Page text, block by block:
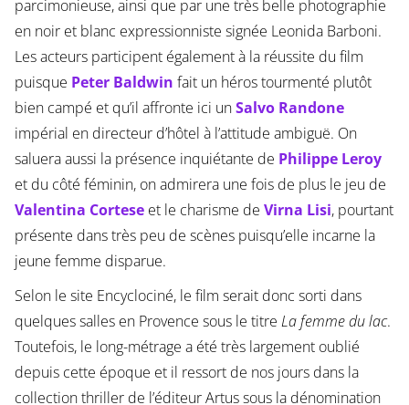
parcimonieuse, ainsi que par une très belle photographie
en noir et blanc expressionniste signée Leonida Barboni.
Les acteurs participent également à la réussite du film
puisque Peter Baldwin fait un héros tourmenté plutôt
bien campé et qu’il affronte ici unSalvo Randone
impérial en directeur d’hôtel à l’attitude ambiguë. On
saluera aussi la présence inquiétante de Philippe Leroy
et du côté féminin, on admirera une fois de plus le jeu de
Valentina Corteseet le charisme de Virna Lisi, pourtant
présente dans très peu de scènes puisqu’elle incarne la
jeune femme disparue.
Selon le site Encyclociné, le film serait donc sorti dans
quelques salles en Provence sous le titre La femme du lac.
Toutefois, le long-métrage a été très largement oublié
depuis cette époque et il ressort de nos jours dans la
collection thriller de l’éditeur Artus sous la dénomination